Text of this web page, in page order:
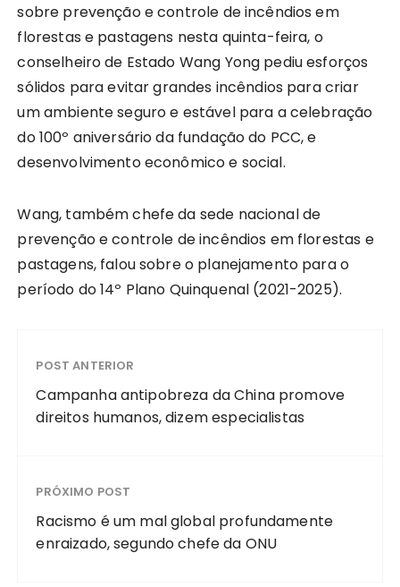
sobre prevenção e controle de incêndios em
florestas e pastagens nesta quinta-feira, o
conselheiro de Estado Wang Yong pediu esforços
sólidos para evitar grandes incêndios para criar
um ambiente seguro e estável para a celebração
do 100º aniversário da fundação do PCC, e
desenvolvimento econômico e social.
Wang, também chefe da sede nacional de
prevenção e controle de incêndios em florestas e
pastagens, falou sobre o planejamento para o
período do 14º Plano Quinquenal (2021-2025).
POST ANTERIOR
Campanha antipobreza da China promove
direitos humanos, dizem especialistas
PRÓXIMO POST
Racismo é um mal global profundamente
enraizado, segundo chefe da ONU